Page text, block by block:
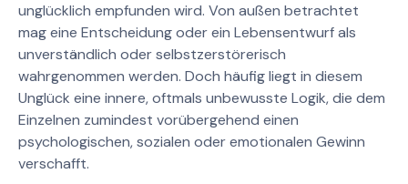
unglücklich empfunden wird. Von außen betrachtet
mag eine Entscheidung oder ein Lebensentwurf als
unverständlich oder selbstzerstörerisch
wahrgenommen werden. Doch häufig liegt in diesem
Unglück eine innere, oftmals unbewusste Logik, die dem
Einzelnen zumindest vorübergehend einen
psychologischen, sozialen oder emotionalen Gewinn
verschafft.